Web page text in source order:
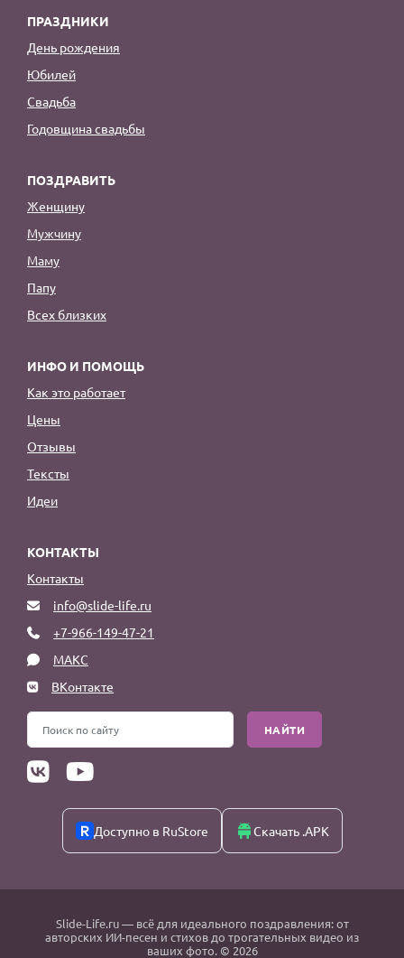
ПРАЗДНИКИ
День рождения
Юбилей
Свадьба
Годовщина свадьбы
ПОЗДРАВИТЬ
Женщину
Мужчину
Маму
Папу
Всех близких
ИНФО И ПОМОЩЬ
Как это работает
Цены
Отзывы
Тексты
Идеи
КОНТАКТЫ
Контакты
info@slide-life.ru
+7-966-149-47-21
МАКС
ВКонтакте
НАЙТИ
Доступно в RuStore Скачать .APK
Slide-Life.ru— всё для идеального поздравления: от
авторских ИИ-песен и стихов до трогательных видео из
ваших фото. © 2026